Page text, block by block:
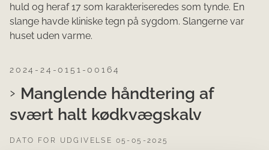
huld og heraf 17 som karakteriseredes som tynde. En
slange havde kliniske tegn på sygdom. Slangerne var
huset uden varme.
2024-24-0151-00164
Manglende håndtering af
svært halt kødkvægskalv
DATO FOR UDGIVELSE 05-05-2025